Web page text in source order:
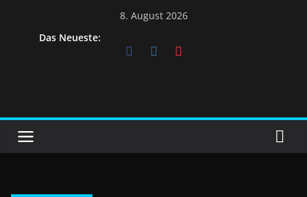
8. August 2026
Das Neueste: